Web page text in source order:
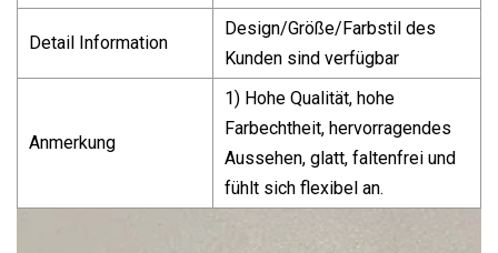
Detail Information
Design/Größe/Farbstil des
Kunden sind verfügbar
Anmerkung
1) Hohe Qualität, hohe
Farbechtheit, hervorragendes
Aussehen, glatt, faltenfrei und
fühlt sich flexibel an.